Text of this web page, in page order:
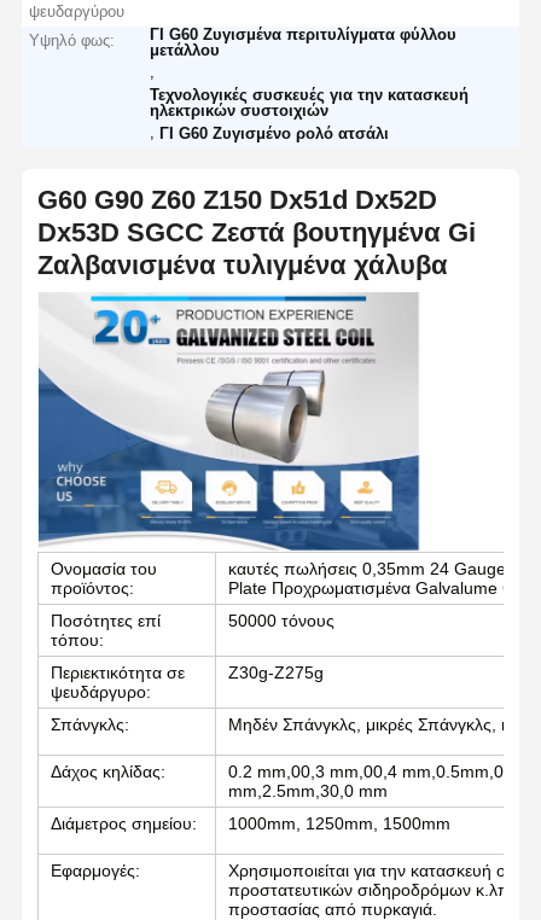
Σελίδα
Εμάς
Εργοστασίων
ψευδαργύρου
Υψηλό φως:
ΓΙ G60 Ζυγισμένα περιτυλίγματα φύλλου
μετάλλου
Τεχνολογικές συσκευές για την κατασκευή
ηλεκτρικών συστοιχιών
,ΓΙ G60 Ζυγισμένο ρολό ατσάλι
G60 G90 Z60 Z150 Dx51d Dx52D
Dx53D SGCC Ζεστά βουτηγμένα Gi
Ζαλβανισμένα τυλιγμένα χάλυβα
Ονομασία του
προϊόντος:
καυτές πωλήσεις 0,35mm 24 Gauge
Plate Προχρωματισμένα Galvalume Coils
Ποσότητες επί
τόπου:
50000 τόνους
Περιεκτικότητα σε
ψευδάργυρο:
Z30g-Z275g
Σπάνγκλς: Μηδέν Σπάνγκλς, μικρές Σπάνγκλς,
Δάχος κηλίδας:
0.2 mm,00,3 mm,00,4 mm,0.5mm,00,6
mm,2.5mm,30,0 mm
Διάμετρος σημείου:
1000mm, 1250mm, 1500mm
Εφαρμογές:
Χρησιμοποιείται για την κατασκευή
προστατευτικών σιδηροδρόμων κ.λπ.,
προστασίας από πυρκαγιά.